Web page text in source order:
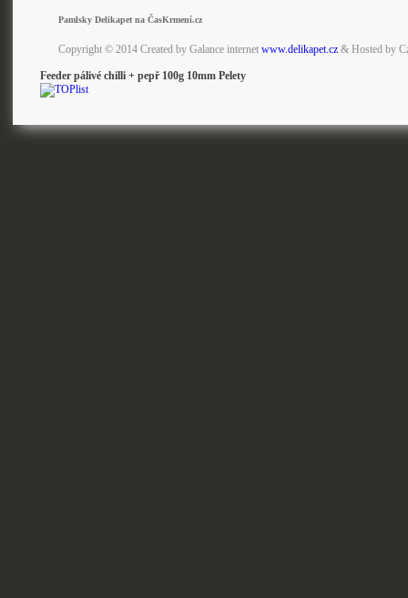
Pamlsky Delikapet na ČasKrmení.cz
Copyright © 2014 Created by Galance internet www.delikapet.cz& Hosted by
Feeder pálivé chilli + pepř 100g 10mm Pelety